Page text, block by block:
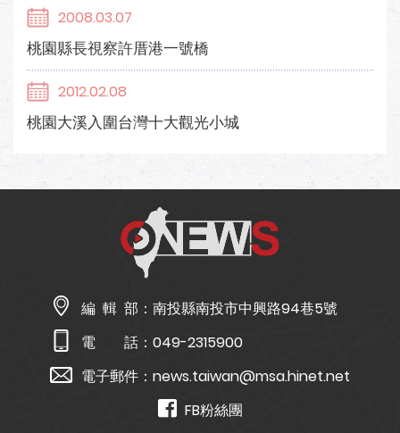
2008.03.07
桃園縣長視察許厝港一號橋
2012.02.08
桃園大溪入圍台灣十大觀光小城
編 輯 部： 南投縣南投市中興路94巷5號
電 話： 049-2315900
電子郵件： news.taiwan@msa.hinet.net
FB粉絲團